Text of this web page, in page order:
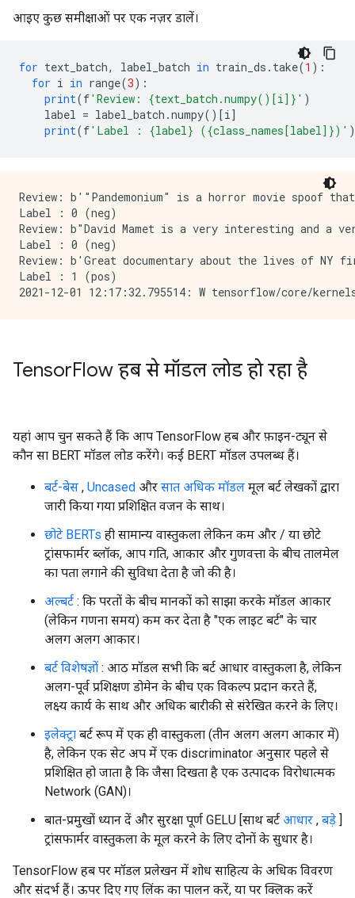
आइए कुछ समीक्षाओं पर एक नज़र डालें।
for text_batch, label_batch in train_ds . take(1 ):
for i in range(3):
print(f'Review: {text_batch.numpy()[i]}' )
label = label_batch .numpy()[i]
print(f'Label : {label} ({class_names[label]})' )
Review: b'"Pandemonium" is a horror movie spoof
Label : 0 (neg)
Review: b"David Mamet is a very interesting and a
Label : 0 (neg)
Review: b'Great documentary about the lives of
Label : 1 (pos)
TensorFlow हब से मॉडल लोड हो रहा है
यहां आप चुन सकते हैं कि आप TensorFlow हब और फ़ाइन-ट्यून से
कौन सा BERT मॉडल लोड करेंगे। कई BERT मॉडल उपलब्ध हैं।
बर्ट-बेस , Uncased और सात अधिक मॉडल मूल बर्ट लेखकों द्वारा
जारी किया गया प्रशिक्षित वजन के साथ।
छोटे BERTs ही सामान्य वास्तुकला लेकिन कम और / या छोटे
ट्रांसफार्मर ब्लॉक, आप गति, आकार और गुणवत्ता के बीच तालमेल
का पता लगाने की सुविधा देता है जो की है।
अल्बर्ट : कि परतों के बीच मानकों को साझा करके मॉडल आकार
(लेकिन गणना समय) कम कर देता है "एक लाइट बर्ट" के चार
अलग अलग आकार।
बर्ट विशेषज्ञों : आठ मॉडल सभी कि बर्ट आधार वास्तुकला है, लेकिन
अलग-पूर्व प्रशिक्षण डोमेन के बीच एक विकल्प प्रदान करते हैं,
लक्ष्य कार्य के साथ और अधिक बारीकी से संरेखित करने के लिए।
इलेक्ट्रा बर्ट रूप में एक ही वास्तुकला (तीन अलग अलग आकार में)
है, लेकिन एक सेट अप में एक discriminator अनुसार पहले से
प्रशिक्षित हो जाता है कि जैसा दिखता है एक उत्पादक विरोधात्मक
Network (GAN)।
बात-प्रमुखों ध्यान दें और सुरक्षा पूर्ण GELU [साथ बर्ट आधार , बड़े ]
ट्रांसफार्मर वास्तुकला के मूल करने के लिए दोनों के सुधार है।
TensorFlow हब पर मॉडल प्रलेखन में शोध साहित्य के अधिक विवरण
और संदर्भ हैं। ऊपर दिए गए लिंक का पालन करें, या पर क्लिक करें